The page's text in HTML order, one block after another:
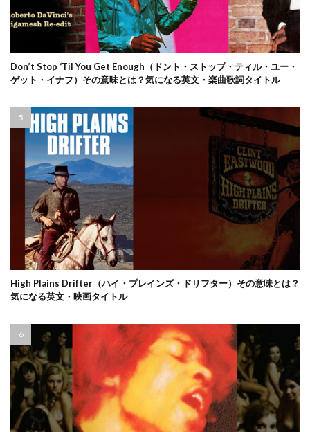
Don’t Stop ‘Til You Get Enough（ドント・ストップ・ティル・ユー・
ゲット・イナフ）その意味とは？気になる英文・楽曲歌詞タイトル
High Plains Drifter（ハイ・プレインズ・ドリフター）その意味とは？
気になる英文・映画タイトル